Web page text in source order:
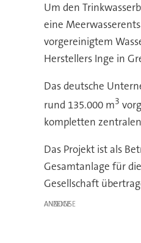
Um den
eine
vorgereinigtem
Herstellers Inge in
Das deutsche
rund 135.000 m3
kompletten
Das Projekt ist als
Gesamtanlage für
Gesellschaft
ANZEIGE